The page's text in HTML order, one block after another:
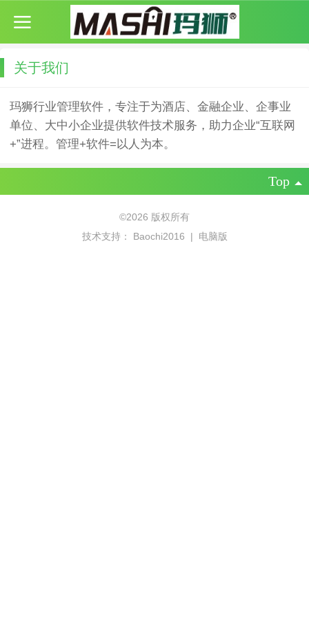
关于我们
玛狮行业管理软件，专注于为酒店、金融企业、企事业
单位、大中小企业提供软件技术服务，助力企业“互联网
+”进程。管理+软件=以人为本。
Top
©2026 版权所有
技术支持： Baochi2016 | 电脑版